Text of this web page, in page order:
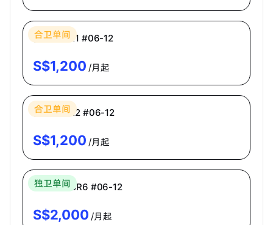
合卫单间
普通房 CR1 #06-12
S$1,200 /月起
合卫单间
普通房 CR2 #06-12
S$1,200 /月起
独卫单间
主人房 MBR6 #06-12
S$2,000 /月起